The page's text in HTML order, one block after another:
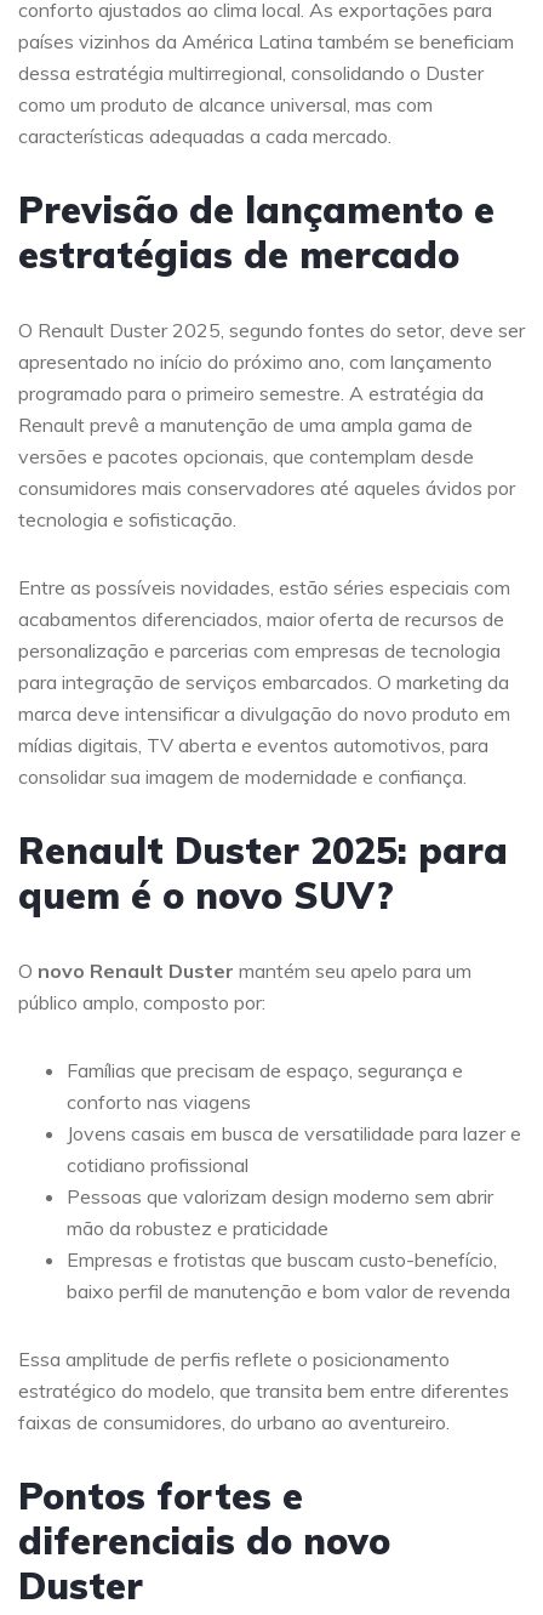
conforto ajustados ao clima local. As exportações para
países vizinhos da América Latina também se beneficiam
dessa estratégia multirregional, consolidando o Duster
como um produto de alcance universal, mas com
características adequadas a cada mercado.
Previsão de lançamento e
estratégias de mercado
O Renault Duster 2025, segundo fontes do setor, deve ser
apresentado no início do próximo ano, com lançamento
programado para o primeiro semestre. A estratégia da
Renault prevê a manutenção de uma ampla gama de
versões e pacotes opcionais, que contemplam desde
consumidores mais conservadores até aqueles ávidos por
tecnologia e sofisticação.
Entre as possíveis novidades, estão séries especiais com
acabamentos diferenciados, maior oferta de recursos de
personalização e parcerias com empresas de tecnologia
para integração de serviços embarcados. O marketing da
marca deve intensificar a divulgação do novo produto em
mídias digitais, TV aberta e eventos automotivos, para
consolidar sua imagem de modernidade e confiança.
Renault Duster 2025: para
quem é o novo SUV?
O novo Renault Duster mantém seu apelo para um
público amplo, composto por:
Famílias que precisam de espaço, segurança e
conforto nas viagens
Jovens casais em busca de versatilidade para lazer e
cotidiano profissional
Pessoas que valorizam design moderno sem abrir
mão da robustez e praticidade
Empresas e frotistas que buscam custo-benefício,
baixo perfil de manutenção e bom valor de revenda
Essa amplitude de perfis reflete o posicionamento
estratégico do modelo, que transita bem entre diferentes
faixas de consumidores, do urbano ao aventureiro.
Pontos fortes e
diferenciais do novo
Duster